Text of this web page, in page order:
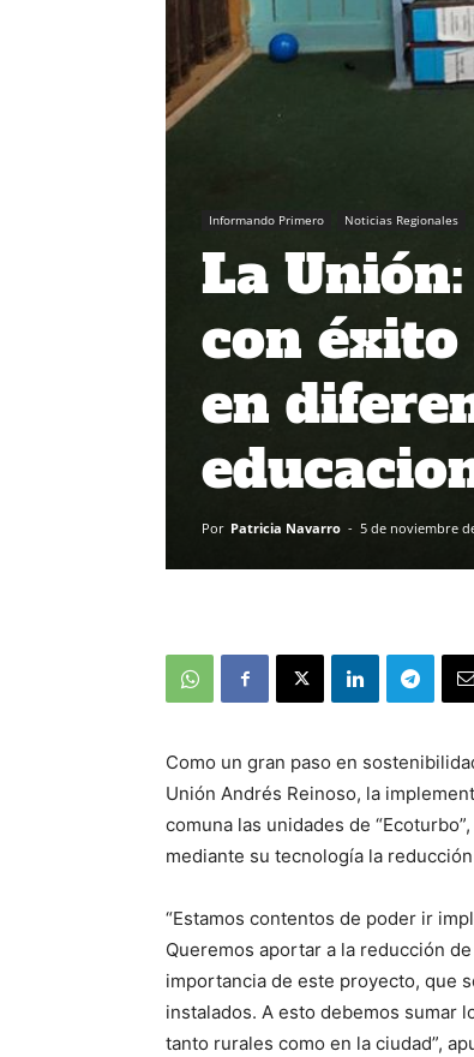
Informando Primero Noticias Regionales
La
con éxito
en
Por Patricia Navarro - 5 de noviembre
Como un gran paso en
Unión Andrés Reinoso, la
comuna las unidades de
mediante su tecnología la
“Estamos contentos de poder ir
Queremos aportar a la reducción
importancia de este proyecto, que
instalados. A esto debemos sumar
tanto rurales como en la ciudad”,